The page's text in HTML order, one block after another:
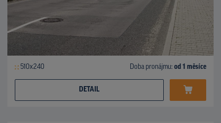
510x240 Doba pronájmu: od 1 měsíce
DETAIL